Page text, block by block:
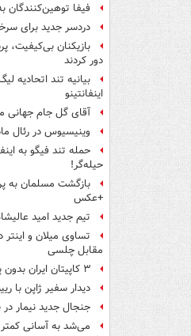
فیفا توهین‌کنندگان
دردسر جدید برای
بازیکنان بی‌کیفیت،
دور کردند
بیانیه تند اتحادیه
اینفانتینو
آقای گل جام جهانی
وینیسیوس در رئال
حمله تند فیگو به
حیله‌گر!
بازگشت مسلمان به
+عکس
تیم جدید امید
تساوی میلان و اینتر
مقابل چلسی
۳ کاپیتان ایران بدون پیشنهاد بزرگ
دیدار سفیر ژاپن با
جنجال جدید نیمار در
می‌شد به آسانی کمتر